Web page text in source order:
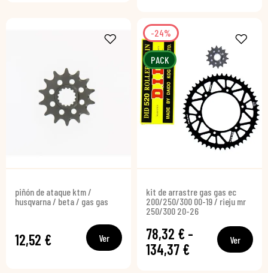
piñón de ataque ktm /
husqvarna / beta / gas gas
12,52 € Ver
PACK
-24%
kit de arrastre gas gas ec
200/250/300 00-19 / rieju mr
250/300 20-26
78,32 € -
134,37 €
Ver